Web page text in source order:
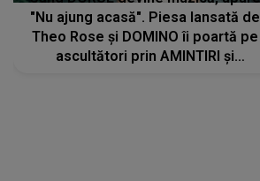
"Nu ajung acasă". Piesa lansată de
Theo Rose și DOMINO îi poartă pe
ascultători prin AMINTIRI și